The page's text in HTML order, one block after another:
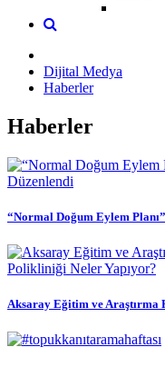
Dijital Medya
Haberler
Haberler
“Normal Doğum Eylem
Aksaray Eğitim ve Araştırma